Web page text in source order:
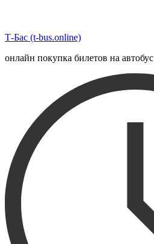
Т-Бас (t-bus.online)
онлайн покупка билетов на автобус